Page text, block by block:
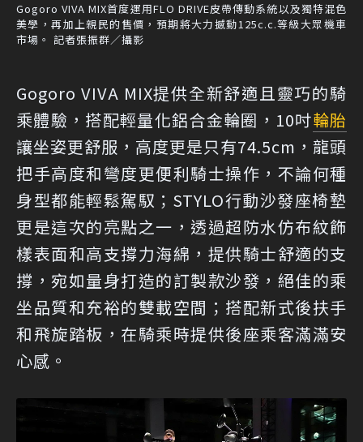
Gogoro VIVA MIX首度運用FLO DRIVE皮帶傳動系統以及獨特混色
美學，再加上親民的售價，預期將大力撼動125c.c.等級大眾機車
市場。 記者張振群／攝影
Gogoro VIVA MIX提供全新舒適且靈巧的騎
乘體驗，搭配輕量化鋁合金輪圈，10吋輪胎
讓坐姿更舒服，高度更是只有74.5cm，龍頭
把手高度和彎度更便利騎士操作，不論何種
身型都能輕鬆駕馭；STYLO行動沙發座椅墊
更是這次的亮點之一，透過超防水仿布紋飾
樣表面和高支撐力海綿，提供騎士舒適的支
撐，宛如量身打造的訂製款沙發，絕佳的乘
坐品質和充裕的雙載空間；搭配新式後扶手
和飛旋踏板，在騎乘時提供後座乘客滿滿安
心感。